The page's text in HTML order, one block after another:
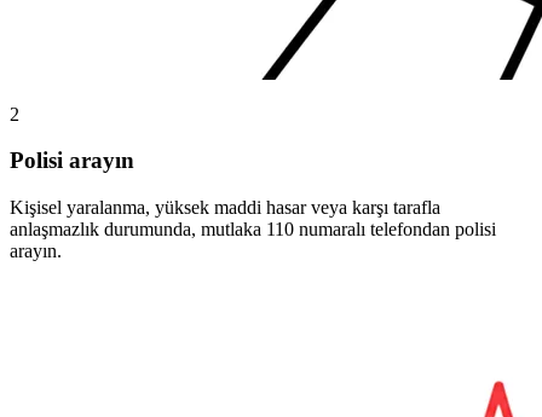
2
Polisi arayın
Kişisel yaralanma, yüksek maddi hasar veya karşı tarafla
anlaşmazlık durumunda, mutlaka 110 numaralı telefondan polisi
arayın.